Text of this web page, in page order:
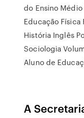
do Ensino
Educação Física
História Inglês
Sociologia
Aluno de
A